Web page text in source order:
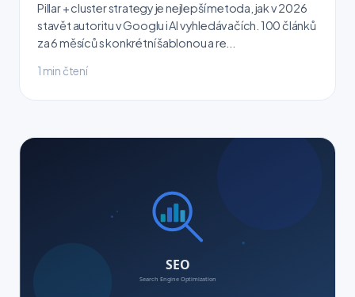
Pillar + cluster strategy je nejlepší metoda, jak v 2026
stavět autoritu v Googlu i AI vyhledávačích. 100 článků
za 6 měsíců s konkrétní šablonou a re...
1 min čtení